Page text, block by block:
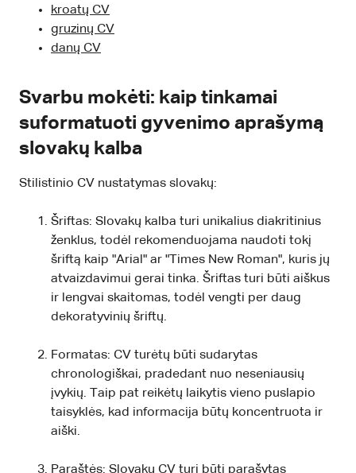
kroatų CV
gruzinų CV
danų CV
Svarbu mokėti: kaip tinkamai
suformatuoti gyvenimo aprašymą
slovakų kalba
Stilistinio CV nustatymas slovakų:
Šriftas: Slovakų kalba turi unikalius diakritinius
ženklus, todėl rekomenduojama naudoti tokį
šriftą kaip "Arial" ar "Times New Roman", kuris jų
atvaizdavimui gerai tinka. Šriftas turi būti aiškus
ir lengvai skaitomas, todėl vengti per daug
dekoratyvinių šriftų.
Formatas: CV turėtų būti sudarytas
chronologiškai, pradedant nuo neseniausių
įvykių. Taip pat reikėtų laikytis vieno puslapio
taisyklės, kad informacija būtų koncentruota ir
aiški.
Paraštės: Slovakų CV turi būti parašytas